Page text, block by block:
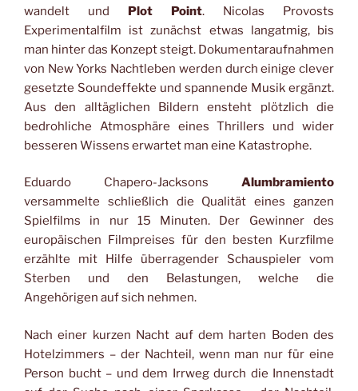
wandelt und Plot Point. Nicolas Provosts
Experimentalfilm ist zunächst etwas langatmig, bis
man hinter das Konzept steigt. Dokumentaraufnahmen
von New Yorks Nachtleben werden durch einige clever
gesetzte Soundeffekte und spannende Musik ergänzt.
Aus den alltäglichen Bildern ensteht plötzlich die
bedrohliche Atmosphäre eines Thrillers und wider
besseren Wissens erwartet man eine Katastrophe.
Eduardo Chapero-Jacksons Alumbramiento
versammelte schließlich die Qualität eines ganzen
Spielfilms in nur 15 Minuten. Der Gewinner des
europäischen Filmpreises für den besten Kurzfilme
erzählte mit Hilfe überragender Schauspieler vom
Sterben und den Belastungen, welche die
Angehörigen auf sich nehmen.
Nach einer kurzen Nacht auf dem harten Boden des
Hotelzimmers – der Nachteil, wenn man nur für eine
Person bucht – und dem Irrweg durch die Innenstadt